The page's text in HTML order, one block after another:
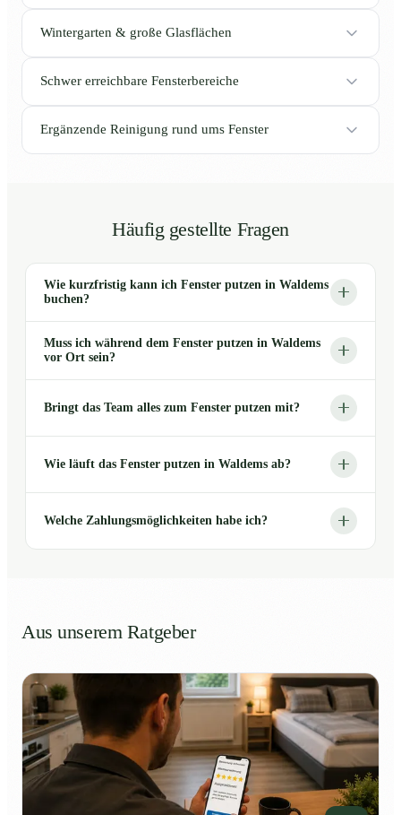
Wintergarten & große Glasflächen
Schwer erreichbare Fensterbereiche
Ergänzende Reinigung rund ums Fenster
Häufig gestellte Fragen
Wie kurzfristig kann ich Fenster putzen in Waldems
buchen?
Muss ich während dem Fenster putzen in Waldems
vor Ort sein?
Bringt das Team alles zum Fenster putzen mit?
Wie läuft das Fenster putzen in Waldems ab?
Welche Zahlungsmöglichkeiten habe ich?
Aus unserem Ratgeber